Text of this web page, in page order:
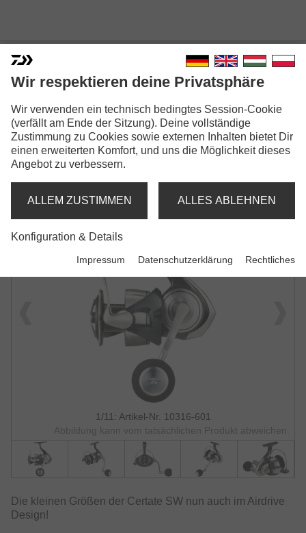
24 CERTATE SW
MEERES-SPINNROLLE
1/11: Artikel-Nr. 10316-601
Abbildung kann vom tatsächlichen Produkt abweichen.
Die kleinen Größen der Certate SW nun auch im Airdrive
Design!
Wir respektieren deine Privatsphäre
Wir verwenden ein technisch bedingtes Session-Cookie
(verfällt am Ende der Sitzung). Deine vollständige
Zustimmung zu Cookies sowie externen Inhalten bietet Dir
einen erweiterten Komfort, und uns die Möglichkeit dieses
Angebot zu verbessern.
ALLEM ZUSTIMMEN ALLES ABLEHNEN
Konfiguration & Details
Impressum Datenschutzerklärung Rechtliches